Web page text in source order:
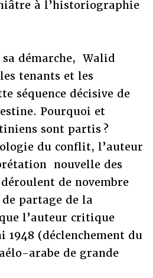
à l’historiographie
démarche, Walid
tenants et les
séquence décisive de
Pourquoi et
sont partis ?
du conflit, l’auteur
nouvelle des
de novembre
partage de la
l’auteur critique
1948 (déclenchement du
arabe de grande